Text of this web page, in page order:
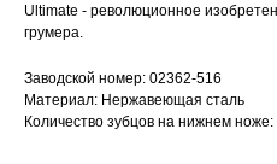
Ultimate - революционное
грумера.
Заводской номер: 02362-516
Материал: Нержавеющая сталь
Количество зубцов на нижнем ноже: